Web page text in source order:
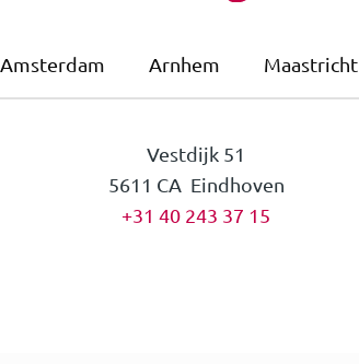
Amsterdam Arnhem Maastricht
Vestdijk 51
5611 CA Eindhoven
+31 40 243 37 15